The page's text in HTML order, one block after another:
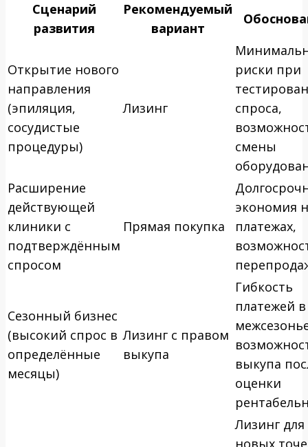
Сценарий
развития
Рекомендуемый
вариант
Открытие нового
направления
(эпиляция,
сосудистые
процедуры)
Лизинг
риски при
спроса,
смены
Расширение
действующей
клиники с
подтверждённым
спросом
Прямая покупка
экономия
платежах,
Сезонный бизнес
(высокий спрос в
определённые
месяцы)
Лизинг с правом
выкупа
Гибкость
платежей в
выкупа
оценки
Лизинг для
новых